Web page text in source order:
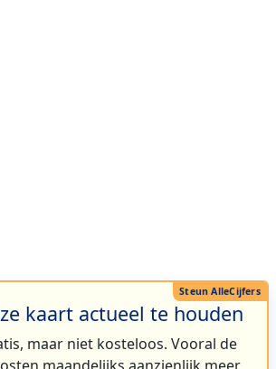
kaart actueel te houden
maar niet kosteloos. Vooral de